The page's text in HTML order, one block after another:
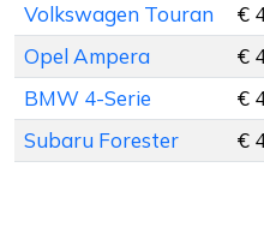
Volkswagen Touran
€
Opel Ampera
€
BMW 4-Serie
€
Subaru Forester
€